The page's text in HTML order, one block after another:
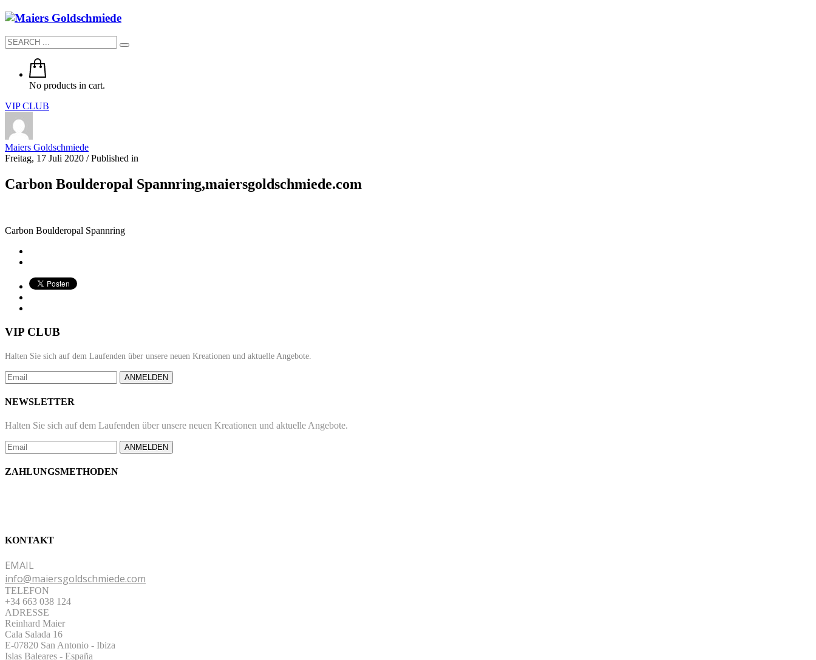
No products in cart.
VIP CLUB
Maiers Goldschmiede
Freitag, 17 Juli 2020 /Published in
Carbon Boulderopal Spannring,maiersgoldschmiede.com
Carbon Boulderopal Spannring
VIP CLUB
Halten Sie sich auf dem Laufenden über unsere neuen Kreationen und aktuelle Angebote.
ANMELDEN
NEWSLETTER
Halten Sie sich auf dem Laufenden über unsere neuen Kreationen und aktuelle Angebote.
ANMELDEN
ZAHLUNGSMETHODEN
KONTAKT
EMAIL
info@maiersgoldschmiede.com
TELEFON
+34 663 038 124
ADRESSE
Reinhard Maier
Cala Salada 16
E-07820 San Antonio - Ibiza
Islas Baleares - España